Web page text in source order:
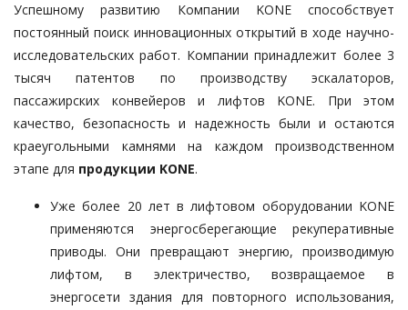
Успешному развитию Компании KONE способствует
постоянный поиск инновационных открытий в ходе научно-
исследовательских работ. Компании принадлежит более 3
тысяч патентов по производству эскалаторов,
пассажирских конвейеров и лифтов KONE. При этом
качество, безопасность и надежность были и остаются
краеугольными камнями на каждом производственном
этапе для продукции KONE.
Уже более 20 лет в лифтовом оборудовании KONE
применяются энергосберегающие рекуперативные
приводы. Они превращают энергию, производимую
лифтом, в электричество, возвращаемое в
энергосети здания для повторного использования,